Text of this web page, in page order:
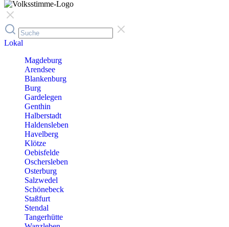
Lokal
Magdeburg
Arendsee
Blankenburg
Burg
Gardelegen
Genthin
Halberstadt
Haldensleben
Havelberg
Klötze
Oebisfelde
Oschersleben
Osterburg
Salzwedel
Schönebeck
Staßfurt
Stendal
Tangerhütte